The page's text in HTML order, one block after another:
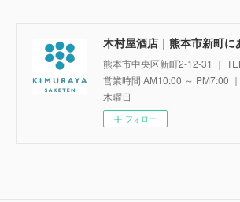
木村屋酒店｜熊本市新町に
熊本市中央区新町2-12-31 ｜
営業時間 AM10:00 ～ PM7:00
木曜日
フォロー